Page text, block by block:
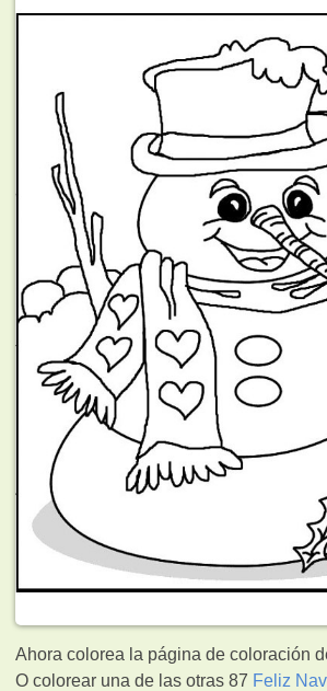
Ahora colorea la página de coloración
O colorear una de las otras 87 Feliz